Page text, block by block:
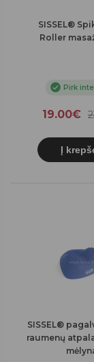
SISSEL®
Roller
Pirk
19.00€
Į
SISSEL®
raumenų